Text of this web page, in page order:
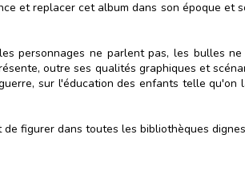
et replacer cet album dans son époque et
personnages ne parlent pas, les bulles
outre ses qualités graphiques et
sur l'éducation des enfants telle qu'on
figurer dans toutes les bibliothèques